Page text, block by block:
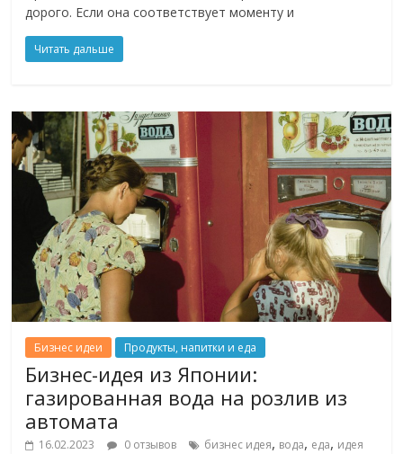
дорого. Если она соответствует моменту и
Читать дальше
Бизнес идеи Продукты, напитки и еда
Бизнес-идея из Японии:
газированная вода на розлив из
автомата
16.02.2023 0 отзывов бизнес идея, вода, еда, идея